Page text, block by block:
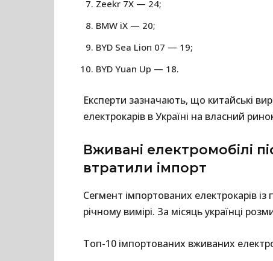
Zeekr 7X — 24;
BMW iX — 20;
BYD Sea Lion 07 — 19;
BYD Yuan Up — 18.
Експерти зазначають, що китайські
електрокарів в Україні на власний
Вживані електромобілі
втратили імпорт
Сегмент імпортованих електрокарів із
річному вимірі. За місяць українці
Топ-10 імпортованих вживаних